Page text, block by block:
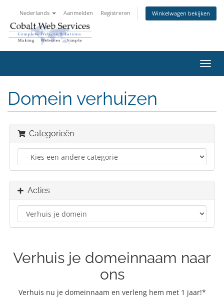
Nederlands Aanmelden Registreren Winkelwagen bekijken
in-/
Domein verhuizen
Categorieën
Acties
Verhuis je domeinnaam naar
ons
Verhuis nu je domeinnaam en verleng hem met 1 jaar!*